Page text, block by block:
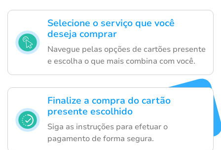
Selecione o serviço que você
deseja comprar
Navegue pelas opções de cartões presente
e escolha o que mais combina com você.
Finalize a compra do cartão
presente escolhido
Siga as instruções para efetuar o
pagamento de forma segura.